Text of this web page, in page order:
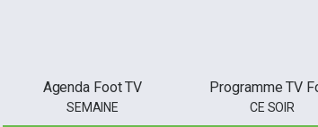
Agenda Foot TV
SEMAINE
Programme TV
CE SOIR